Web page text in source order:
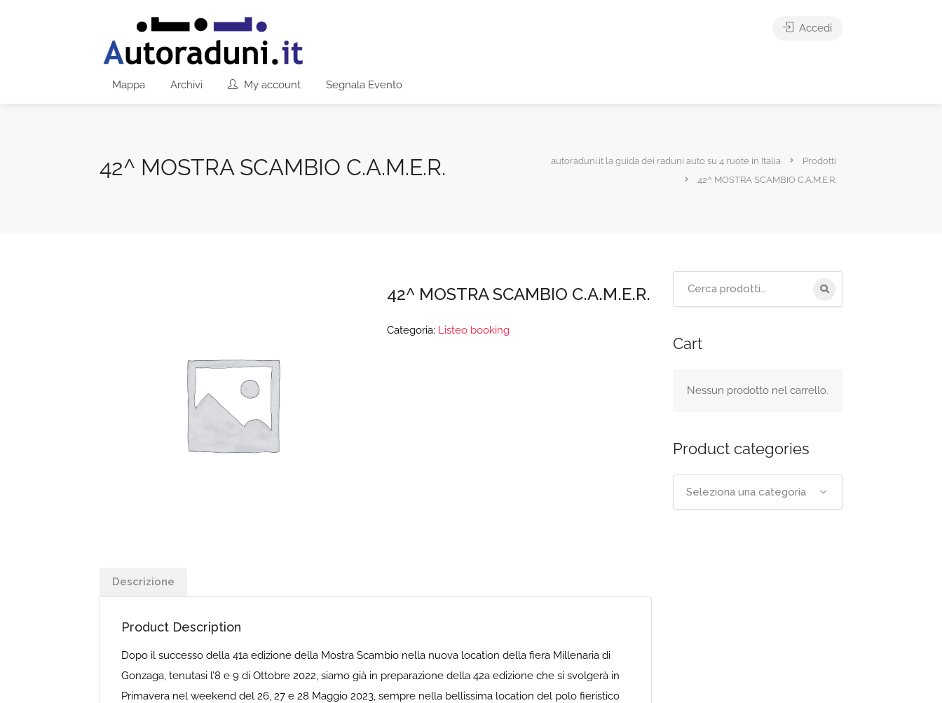
Mappa Archivi My account Segnala Evento
Accedi
42^ MOSTRA SCAMBIO C.A.M.E.R. autoraduni.it la guida dei raduni auto su 4 ruote in Italia
Prodotti
42^ MOSTRA SCAMBIO C.A.M.E.R.
42^ MOSTRA SCAMBIO C.A.M.E.R.
Categoria: Listeo booking
Descrizione
Product Description
Dopo il successo della 41a edizione della Mostra Scambio nella nuova location della fiera Millenaria di
Gonzaga, tenutasi l’8 e 9 di Ottobre 2022, siamo già in preparazione della 42a edizione che si svolgerà in
Primavera nel weekend del 26, 27 e 28 Maggio 2023, sempre nella bellissima location del polo fieristico
Cart
Nessun prodotto nel carrello.
Product categories
Seleziona una categoria